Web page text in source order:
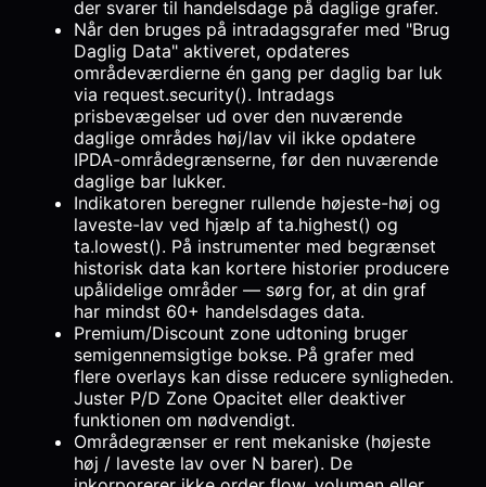
der svarer til handelsdage på daglige grafer.
Når den bruges på intradagsgrafer med "Brug
Daglig Data" aktiveret, opdateres
områdeværdierne én gang per daglig bar luk
via request.security(). Intradags
prisbevægelser ud over den nuværende
daglige områdes høj/lav vil ikke opdatere
IPDA-områdegrænserne, før den nuværende
daglige bar lukker.
Indikatoren beregner rullende højeste-høj og
laveste-lav ved hjælp af ta.highest() og
ta.lowest(). På instrumenter med begrænset
historisk data kan kortere historier producere
upålidelige områder — sørg for, at din graf
har mindst 60+ handelsdages data.
Premium/Discount zone udtoning bruger
semigennemsigtige bokse. På grafer med
flere overlays kan disse reducere synligheden.
Juster P/D Zone Opacitet eller deaktiver
funktionen om nødvendigt.
Områdegrænser er rent mekaniske (højeste
høj / laveste lav over N barer). De